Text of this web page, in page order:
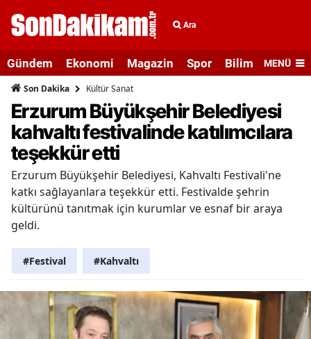
Ara
Gündem Ekonomi Magazin Spor Bilim veMENÜ
Son Dakika Kültür Sanat
Erzurum Büyükşehir Belediyesi
kahvaltı festivalinde katılımcılara
teşekkür etti
Erzurum Büyükşehir Belediyesi, Kahvaltı Festivali'ne
katkı sağlayanlara teşekkür etti. Festivalde şehrin
kültürünü tanıtmak için kurumlar ve esnaf bir araya
geldi.
#Festival #Kahvaltı